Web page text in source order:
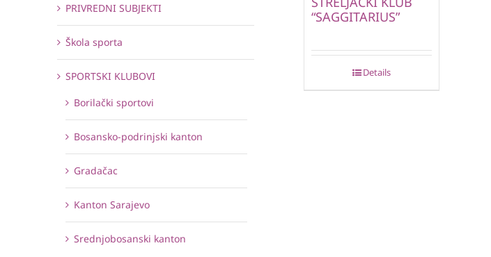
“SAGGITARIUS”
Details
PRIVREDNI SUBJEKTI
Škola sporta
SPORTSKI KLUBOVI
Borilački sportovi
Bosansko-podrinjski kanton
Gradačac
Kanton Sarajevo
Srednjobosanski kanton